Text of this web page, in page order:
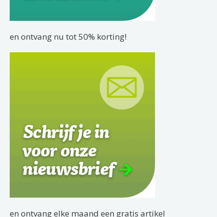
en ontvang nu tot 50% korting!
en ontvang elke maand een gratis artikel